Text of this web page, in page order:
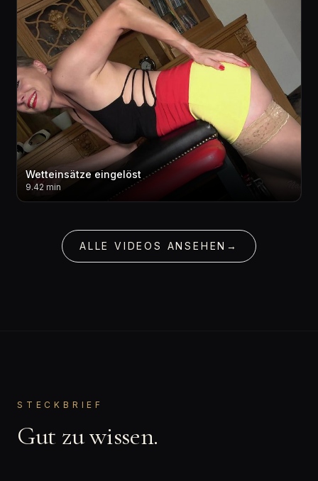
Wetteinsätze eingelöst
9.42 min
ALLE VIDEOS ANSEHEN →
STECKBRIEF
Gut zu wissen.